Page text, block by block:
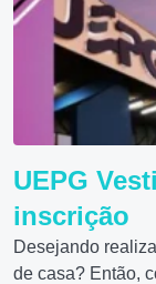
UEPG
inscrição
Desejando
de casa? Então,